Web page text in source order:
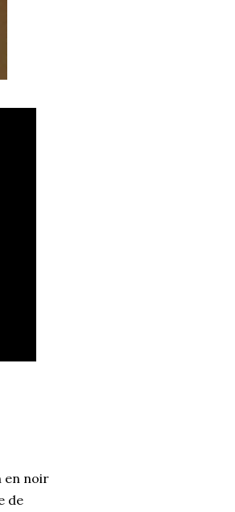
en noir
de